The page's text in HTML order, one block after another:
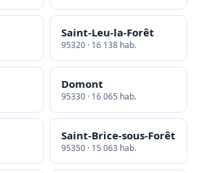
Saint-Leu-la-Forêt
95320 · 16 138 hab.
Domont
95330 · 16 065 hab.
Saint-Brice-sous-Forêt
95350 · 15 063 hab.